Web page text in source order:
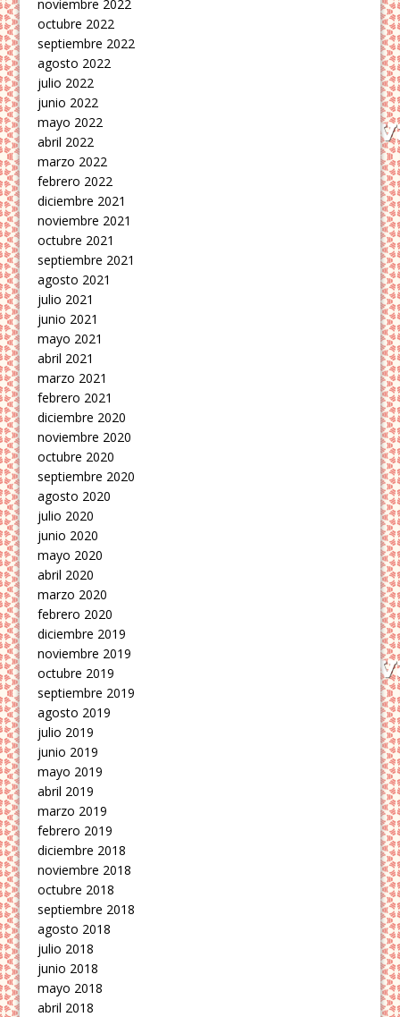
noviembre 2022
octubre 2022
septiembre 2022
agosto 2022
julio 2022
junio 2022
mayo 2022
abril 2022
marzo 2022
febrero 2022
diciembre 2021
noviembre 2021
octubre 2021
septiembre 2021
agosto 2021
julio 2021
junio 2021
mayo 2021
abril 2021
marzo 2021
febrero 2021
diciembre 2020
noviembre 2020
octubre 2020
septiembre 2020
agosto 2020
julio 2020
junio 2020
mayo 2020
abril 2020
marzo 2020
febrero 2020
diciembre 2019
noviembre 2019
octubre 2019
septiembre 2019
agosto 2019
julio 2019
junio 2019
mayo 2019
abril 2019
marzo 2019
febrero 2019
diciembre 2018
noviembre 2018
octubre 2018
septiembre 2018
agosto 2018
julio 2018
junio 2018
mayo 2018
abril 2018